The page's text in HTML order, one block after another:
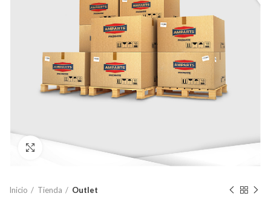
Click to enlarge
Inicio Tienda Outlet